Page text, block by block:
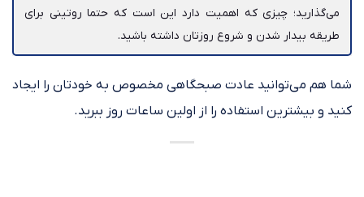
می‌گذارید؛ چیزی که اهمیت دارد این است که حتما روتینی برای
طریقه بیدار شدن و شروع روزتان داشته باشید.
شما هم می‌توانید عادت صبحگاهی مخصوص به خودتان را ایجاد
کنید و بیشترین استفاده را از اولین ساعات روز ببرید.